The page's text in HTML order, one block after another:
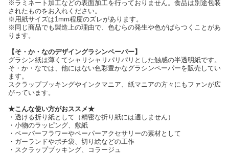
※ラミネート加工などの表面加工を行っておりません。食品は別途包装
されたものをお入れください。
※用紙サイズは1mm程度のズレがあります。
※同じ商品でも製造上の理由で、色むらの発生や色がばらつくことがあ
ります。
【そ・か・なのデザイングラシンペーパー】
グラシン紙は薄くてシャリシャリパリパリとした触感の半透明紙です。
そ・か・なでは、他にはない色彩豊かなグラシンペーパーを販売してい
ます。
スクラップブッキングやインクマニア、紙マニアの方々にもファンが広
がっています。
★こんな使い方がおススメ★
・透ける折り紙として（精密な折り紙には適しません）
・小物のラッピング、敷紙
・ペーパーフラワーやペーパーアクセサリーの素材として
・ガーランドやポチ袋、切り絵などの工作
・スクラップブッキング、コラージュ